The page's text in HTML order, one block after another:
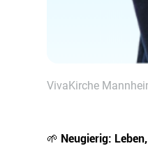
VivaKirche
🌱 Neugierig: